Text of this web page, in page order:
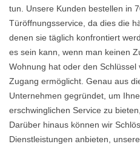
tun. Unsere Kunden bestellen in
Türöffnungsservice, da dies die
denen sie täglich konfrontiert
es sein kann, wenn man keinen
Wohnung hat oder den
Zugang ermöglicht. Genau aus
Unternehmen gegründet, um
erschwinglichen Service zu
Darüber hinaus können wir
Dienstleistungen anbieten,